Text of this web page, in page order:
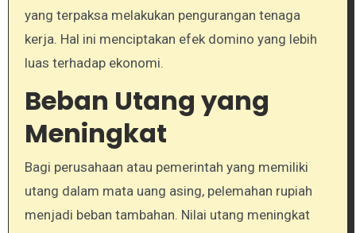
yang terpaksa melakukan pengurangan tenaga
kerja. Hal ini menciptakan efek domino yang lebih
luas terhadap ekonomi.
Beban Utang yang
Meningkat
Bagi perusahaan atau pemerintah yang memiliki
utang dalam mata uang asing, pelemahan rupiah
menjadi beban tambahan. Nilai utang meningkat